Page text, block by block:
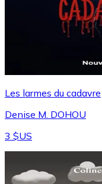
Les larmes du cadavre
Denise M. DOHOU
3 $US